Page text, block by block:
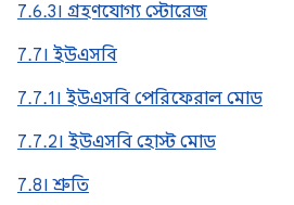
7.6.3। গ্রহণযোগ্য স্টোরেজ
7.7। ইউএসবি
7.7.1। ইউএসবি পেরিফেরাল মোড
7.7.2। ইউএসবি হোস্ট মোড
7.8। শ্রুতি